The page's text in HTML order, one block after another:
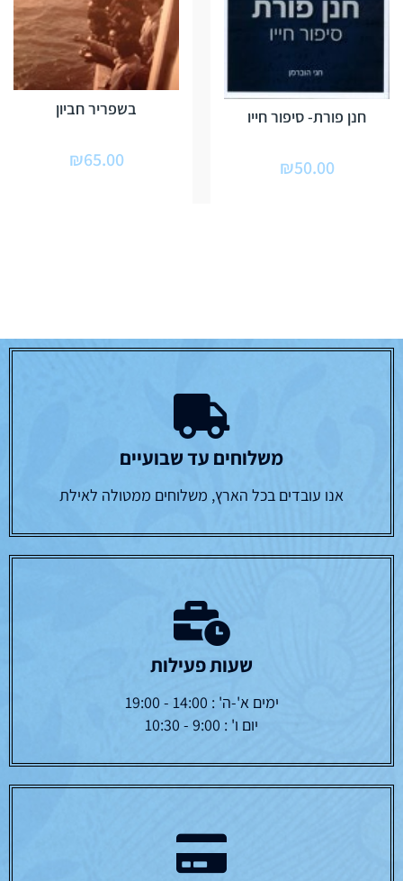
חנן פורת- סיפור חייו
₪50.00
בשפריר חביון
₪65.00
משלוחים עד שבועיים
אנו עובדים בכל הארץ, משלוחים ממטולה לאילת
שעות פעילות
ימים א'-ה' : 14:00 - 19:00
יום ו' : 9:00 - 10:30